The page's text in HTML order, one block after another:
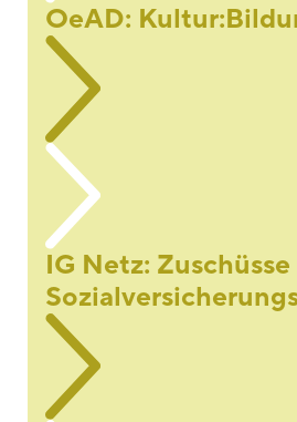
OeAD:
IG Netz: Zuschüsse